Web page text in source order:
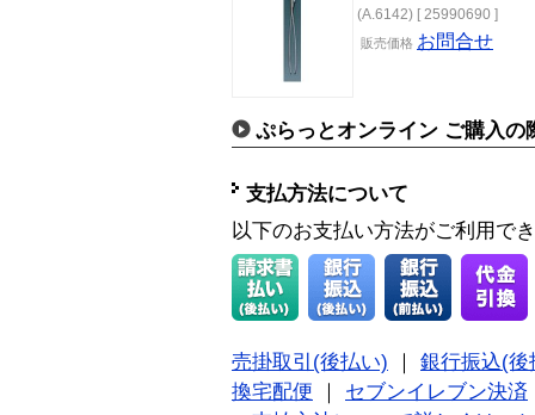
(A.6142) [ 25990690 ]
販売価格 お問合せ
ぷらっとオンライン ご購入の
支払方法について
以下のお支払い方法がご利用で
売掛取引(後払い)
銀行振込(後
換宅配便
セブンイレブン決済